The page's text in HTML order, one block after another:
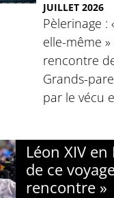
JUILLET 2026
Pèlerinage
elle-même
rencontre
Grands-
par le vécu
Léon XIV
de ce
rencontre »